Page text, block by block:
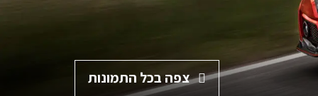
צפה בכל התמונות